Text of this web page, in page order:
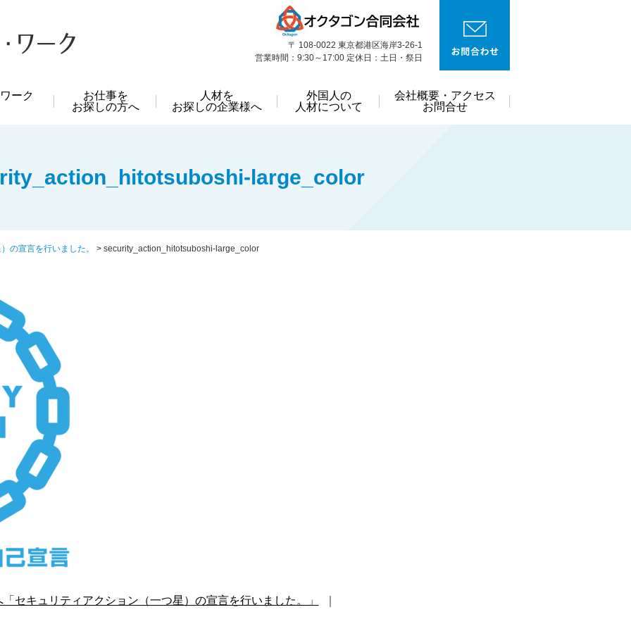
〒 108-0022 東京都港区海岸3-26-1
営業時間：9:30～17:00 定休日：土日・祭日
ーク
お仕事を
お探しの方へ
人材を
お探しの企業様へ
外国人の
人材について
会社概要・アクセス
お問合せ
large_color
の宣言を行いました。 > security_action_hitotsuboshi-large_color
「セキュリティアクション（一つ星）の宣言を行いました。」